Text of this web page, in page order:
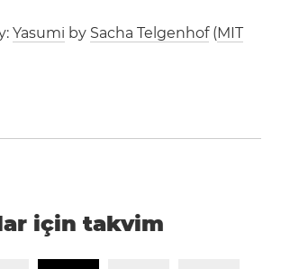
Yasumi by Sacha Telgenhof(MIT
için takvim